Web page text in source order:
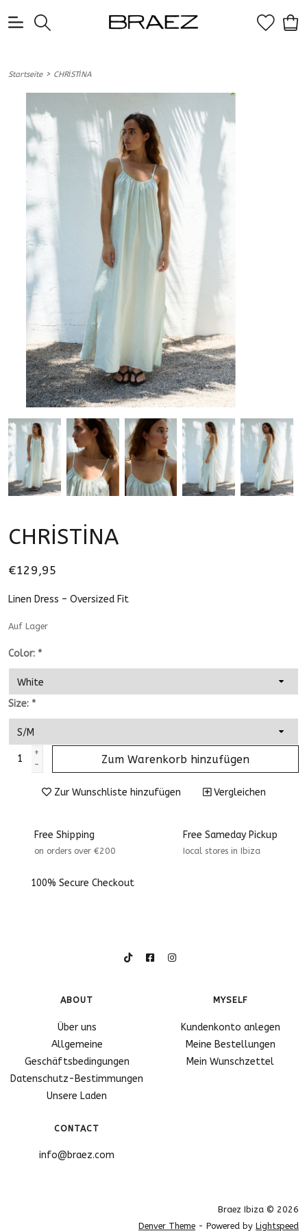
Startseite> CHRİSTİNA
CHRİSTİNA
€129,95
Linen Dress – Oversized Fit
Auf Lager
Color: *
Size: *
+
-
Zum Warenkorb hinzufügen
Zur Wunschliste hinzufügen Vergleichen
Free Shipping
on orders over €200
Free Sameday Pickup
Iocal stores in Ibiza
100% Secure Checkout
ABOUT
Über uns
Allgemeine
Geschäftsbedingungen
Datenschutz-Bestimmungen
Unsere Laden
MYSELF
Kundenkonto anlegen
Meine Bestellungen
Mein Wunschzettel
CONTACT
info@braez.com
Braez Ibiza © 2026
Denver Theme - Powered by Lightspeed